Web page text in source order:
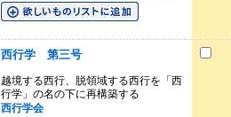
西行学 第三号
越境する西行、脱領域する西行を「西
行学」の名の下に再構築する
西行学会